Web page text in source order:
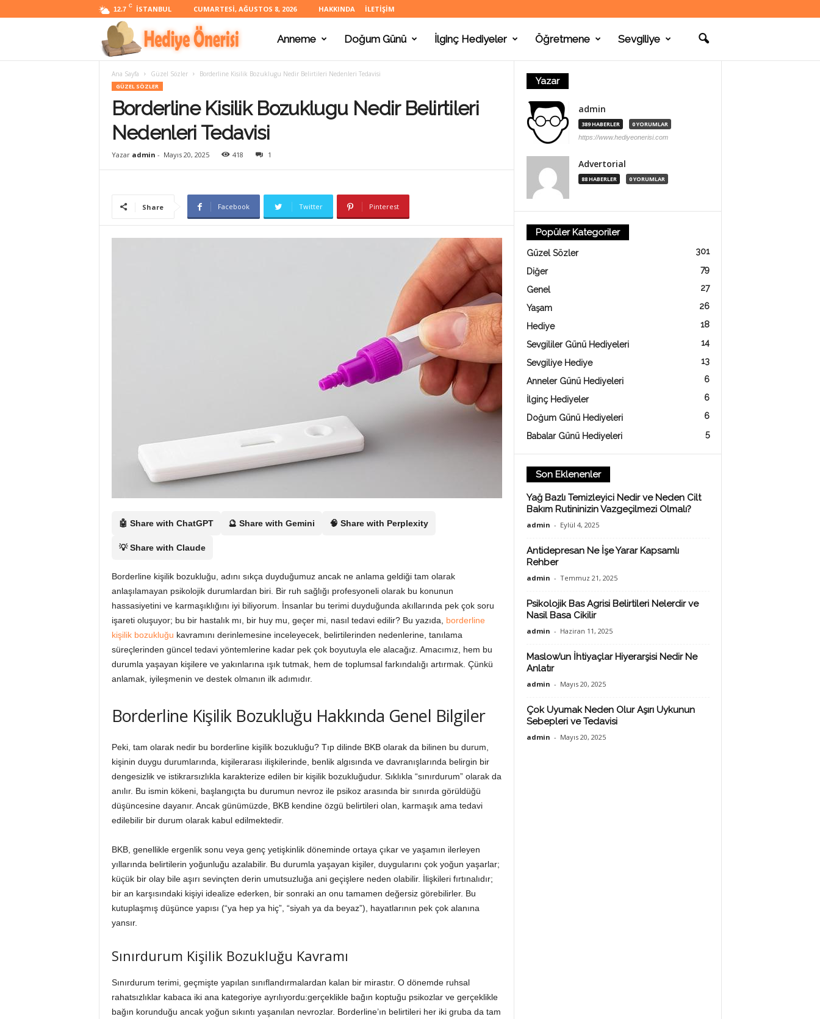
12.7 C İSTANBUL CUMARTESI, AĞUSTOS 8, 2026 HAKKINDA İLETIŞIM
d
i
Anneme Doğum Günü İlginç Hediyeler Öğretmene Sevgiliye
Ana Sayfa Güzel Sözler Borderline Kisilik Bozuklugu Nedir Belirtileri Nedenleri Tedavisi
GÜZEL SÖZLER
Borderline Kisilik Bozuklugu Nedir Belirtileri
Nedenleri Tedavisi
Yazar admin - Mayıs 20, 2025 418 1
Share Facebook Twitter Pinterest
🤖 Share with ChatGPT 🔮 Share with Gemini 🧠 Share with Perplexity
💡 Share with Claude
Borderline kişilik bozukluğu, adını sıkça duyduğumuz ancak ne anlama geldiği tam olarak
anlaşılamayan psikolojik durumlardan biri. Bir ruh sağlığı profesyoneli olarak bu konunun
hassasiyetini ve karmaşıklığını iyi biliyorum. İnsanlar bu terimi duyduğunda akıllarında pek çok soru
işareti oluşuyor; bu bir hastalık mı, bir huy mu, geçer mi, nasıl tedavi edilir? Bu yazıda, borderline
kişilik bozukluğu kavramını derinlemesine inceleyecek, belirtilerinden nedenlerine, tanılama
süreçlerinden güncel tedavi yöntemlerine kadar pek çok boyutuyla ele alacağız. Amacımız, hem bu
durumla yaşayan kişilere ve yakınlarına ışık tutmak, hem de toplumsal farkındalığı artırmak. Çünkü
anlamak, iyileşmenin ve destek olmanın ilk adımıdır.
Borderline Kişilik Bozukluğu Hakkında Genel Bilgiler
Peki, tam olarak nedir bu borderline kişilik bozukluğu? Tıp dilinde BKB olarak da bilinen bu durum,
kişinin duygu durumlarında, kişilerarası ilişkilerinde, benlik algısında ve davranışlarında belirgin bir
dengesizlik ve istikrarsızlıkla karakterize edilen bir kişilik bozukluğudur. Sıklıkla “sınırdurum” olarak da
anılır. Bu ismin kökeni, başlangıçta bu durumun nevroz ile psikoz arasında bir sınırda görüldüğü
düşüncesine dayanır. Ancak günümüzde, BKB kendine özgü belirtileri olan, karmaşık ama tedavi
edilebilir bir durum olarak kabul edilmektedir.
BKB, genellikle ergenlik sonu veya genç yetişkinlik döneminde ortaya çıkar ve yaşamın ilerleyen
yıllarında belirtilerin yoğunluğu azalabilir. Bu durumla yaşayan kişiler, duygularını çok yoğun yaşarlar;
küçük bir olay bile aşırı sevinçten derin umutsuzluğa ani geçişlere neden olabilir. İlişkileri fırtınalıdır;
bir an karşısındaki kişiyi idealize ederken, bir sonraki an onu tamamen değersiz görebilirler. Bu
kutuplaşmış düşünce yapısı (“ya hep ya hiç”, “siyah ya da beyaz”), hayatlarının pek çok alanına
yansır.
Sınırdurum Kişilik Bozukluğu Kavramı
Sınırdurum terimi, geçmişte yapılan sınıflandırmalardan kalan bir mirastır. O dönemde ruhsal
rahatsızlıklar kabaca iki ana kategoriye ayrılıyordu:gerçeklikle bağın koptuğu psikozlar ve gerçeklikle
bağın korunduğu ancak yoğun sıkıntı yaşanılan nevrozlar. Borderline’ın belirtileri her iki gruba da tam
Yazar
admin
389 HABERLER 0 YORUMLAR
https://www.hediyeonerisi.com
Advertorial
88 HABERLER 0 YORUMLAR
Popüler Kategoriler
Güzel Sözler 301
Diğer 79
Genel 27
Yaşam 26
Hediye 18
Sevgililer Günü Hediyeleri 14
Sevgiliye Hediye 13
Anneler Günü Hediyeleri 6
İlginç Hediyeler 6
Doğum Günü Hediyeleri 6
Babalar Günü Hediyeleri 5
Son Eklenenler
Yağ Bazlı Temizleyici Nedir ve Neden Cilt
Bakım Rutininizin Vazgeçilmezi Olmalı?
admin - Eylül 4, 2025
Antidepresan Ne İşe Yarar Kapsamlı
Rehber
admin - Temmuz 21, 2025
Psikolojik Bas Agrisi Belirtileri Nelerdir ve
Nasil Basa Cikilir
admin - Haziran 11, 2025
Maslow’un İhtiyaçlar Hiyerarşisi Nedir Ne
Anlatır
admin - Mayıs 20, 2025
Çok Uyumak Neden Olur Aşırı Uykunun
Sebepleri ve Tedavisi
admin - Mayıs 20, 2025